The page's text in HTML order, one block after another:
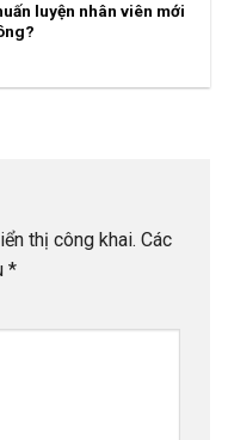
luyện nhân viên mới
thị công khai. Các
*